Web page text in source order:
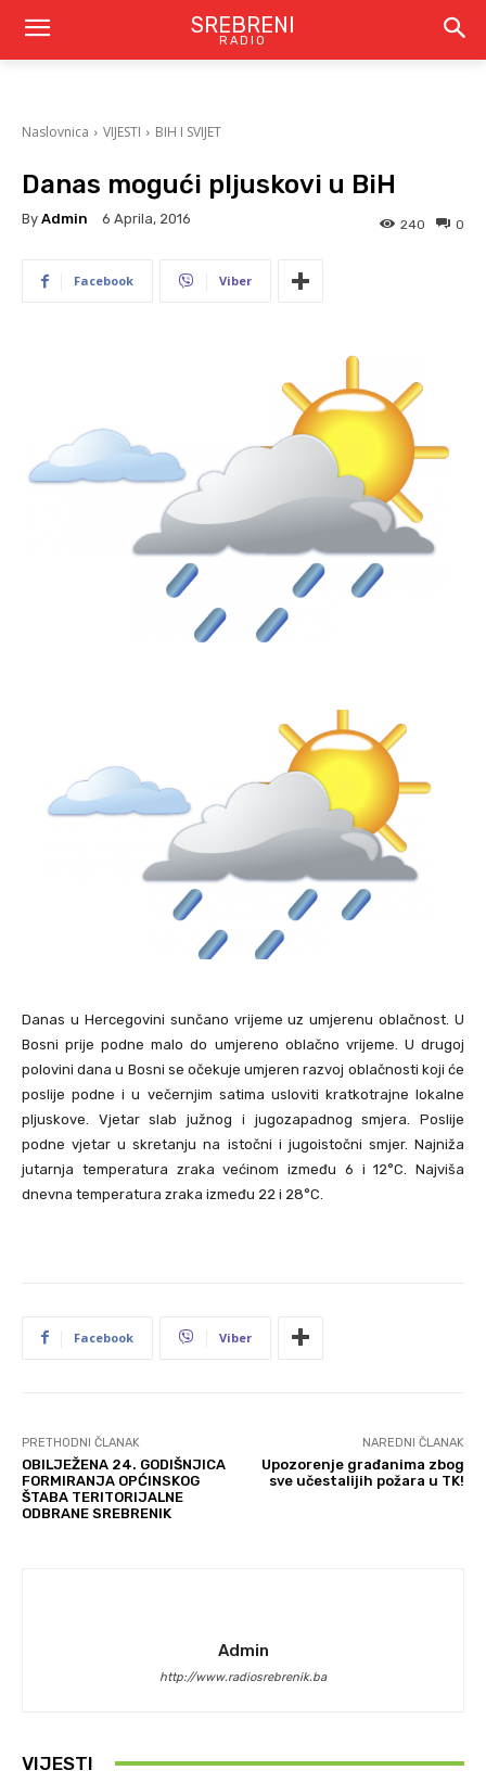
SREBRENI
RADIO
Naslovnica VIJESTI BIH I SVIJET
Danas mogući pljuskovi u BiH
By Admin 6 Aprila, 2016 0
240
Facebook Viber
Danas u Hercegovini sunčano vrijeme uz umjerenu oblačnost. U
Bosni prije podne malo do umjereno oblačno vrijeme. U drugoj
polovini dana u Bosni se očekuje umjeren razvoj oblačnosti koji će
poslije podne i u večernjim satima usloviti kratkotrajne lokalne
pljuskove. Vjetar slab južnog i jugozapadnog smjera. Poslije
podne vjetar u skretanju na istočni i jugoistočni smjer. Najniža
jutarnja temperatura zraka većinom između 6 i 12°C. Najviša
dnevna temperatura zraka između 22 i 28°C.
Facebook Viber
PRETHODNI ČLANAK
OBILJEŽENA 24. GODIŠNJICA
FORMIRANJA OPĆINSKOG
ŠTABA TERITORIJALNE
ODBRANE SREBRENIK
NAREDNI ČLANAK
Upozorenje građanima zbog
sve učestalijih požara u TK!
Admin
http://www.radiosrebrenik.ba
VIJESTI